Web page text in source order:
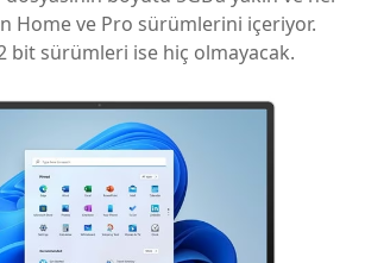
Home ve Pro sürümlerini içeriyor.
bit sürümleri ise hiç olmayacak.